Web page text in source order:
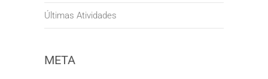
Últimas Atividades
META